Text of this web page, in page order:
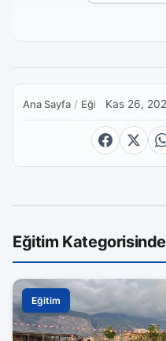
Ana Sayfa / EğitimKas 26,
Eğitim
Eğitim